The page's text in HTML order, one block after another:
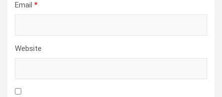
Email *
Website